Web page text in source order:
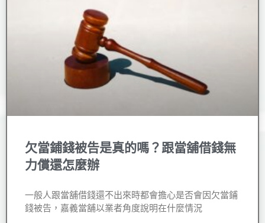
欠當鋪錢被告是真的嗎？跟當舖借錢無
力償還怎麼辦
一般人跟當舖借錢還不出來時都會擔心是否會因欠當鋪
錢被告，嘉義當舖以業者角度說明在什麼情況